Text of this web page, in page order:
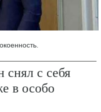
снял с себя
в особо